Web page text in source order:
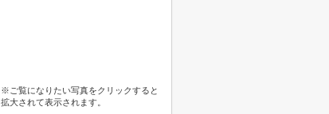
※ご覧になりたい写真をクリックすると
拡大されて表示されます。